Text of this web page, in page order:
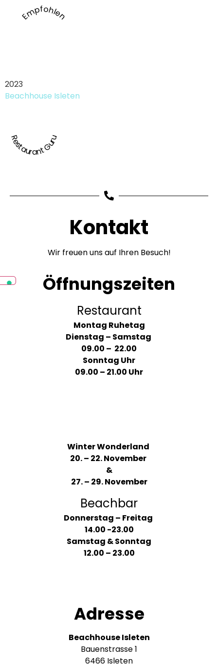
Empfohlen
2023
Beachhouse Isleten
Restaurant Guru
Kontakt
Wir freuen uns auf Ihren Besuch!
Öffnungszeiten
Restaurant
Montag Ruhetag
Dienstag – Samstag
09.00 – 22.00
Sonntag Uhr
09.00 – 21.00 Uhr
Winter Wonderland
20. – 22. November
&
27. – 29. November
Beachbar
Donnerstag – Freitag
14.00 -23.00
Samstag & Sonntag
12.00 – 23.00
Adresse
Beachhouse Isleten
Bauenstrasse 1
6466 Isleten